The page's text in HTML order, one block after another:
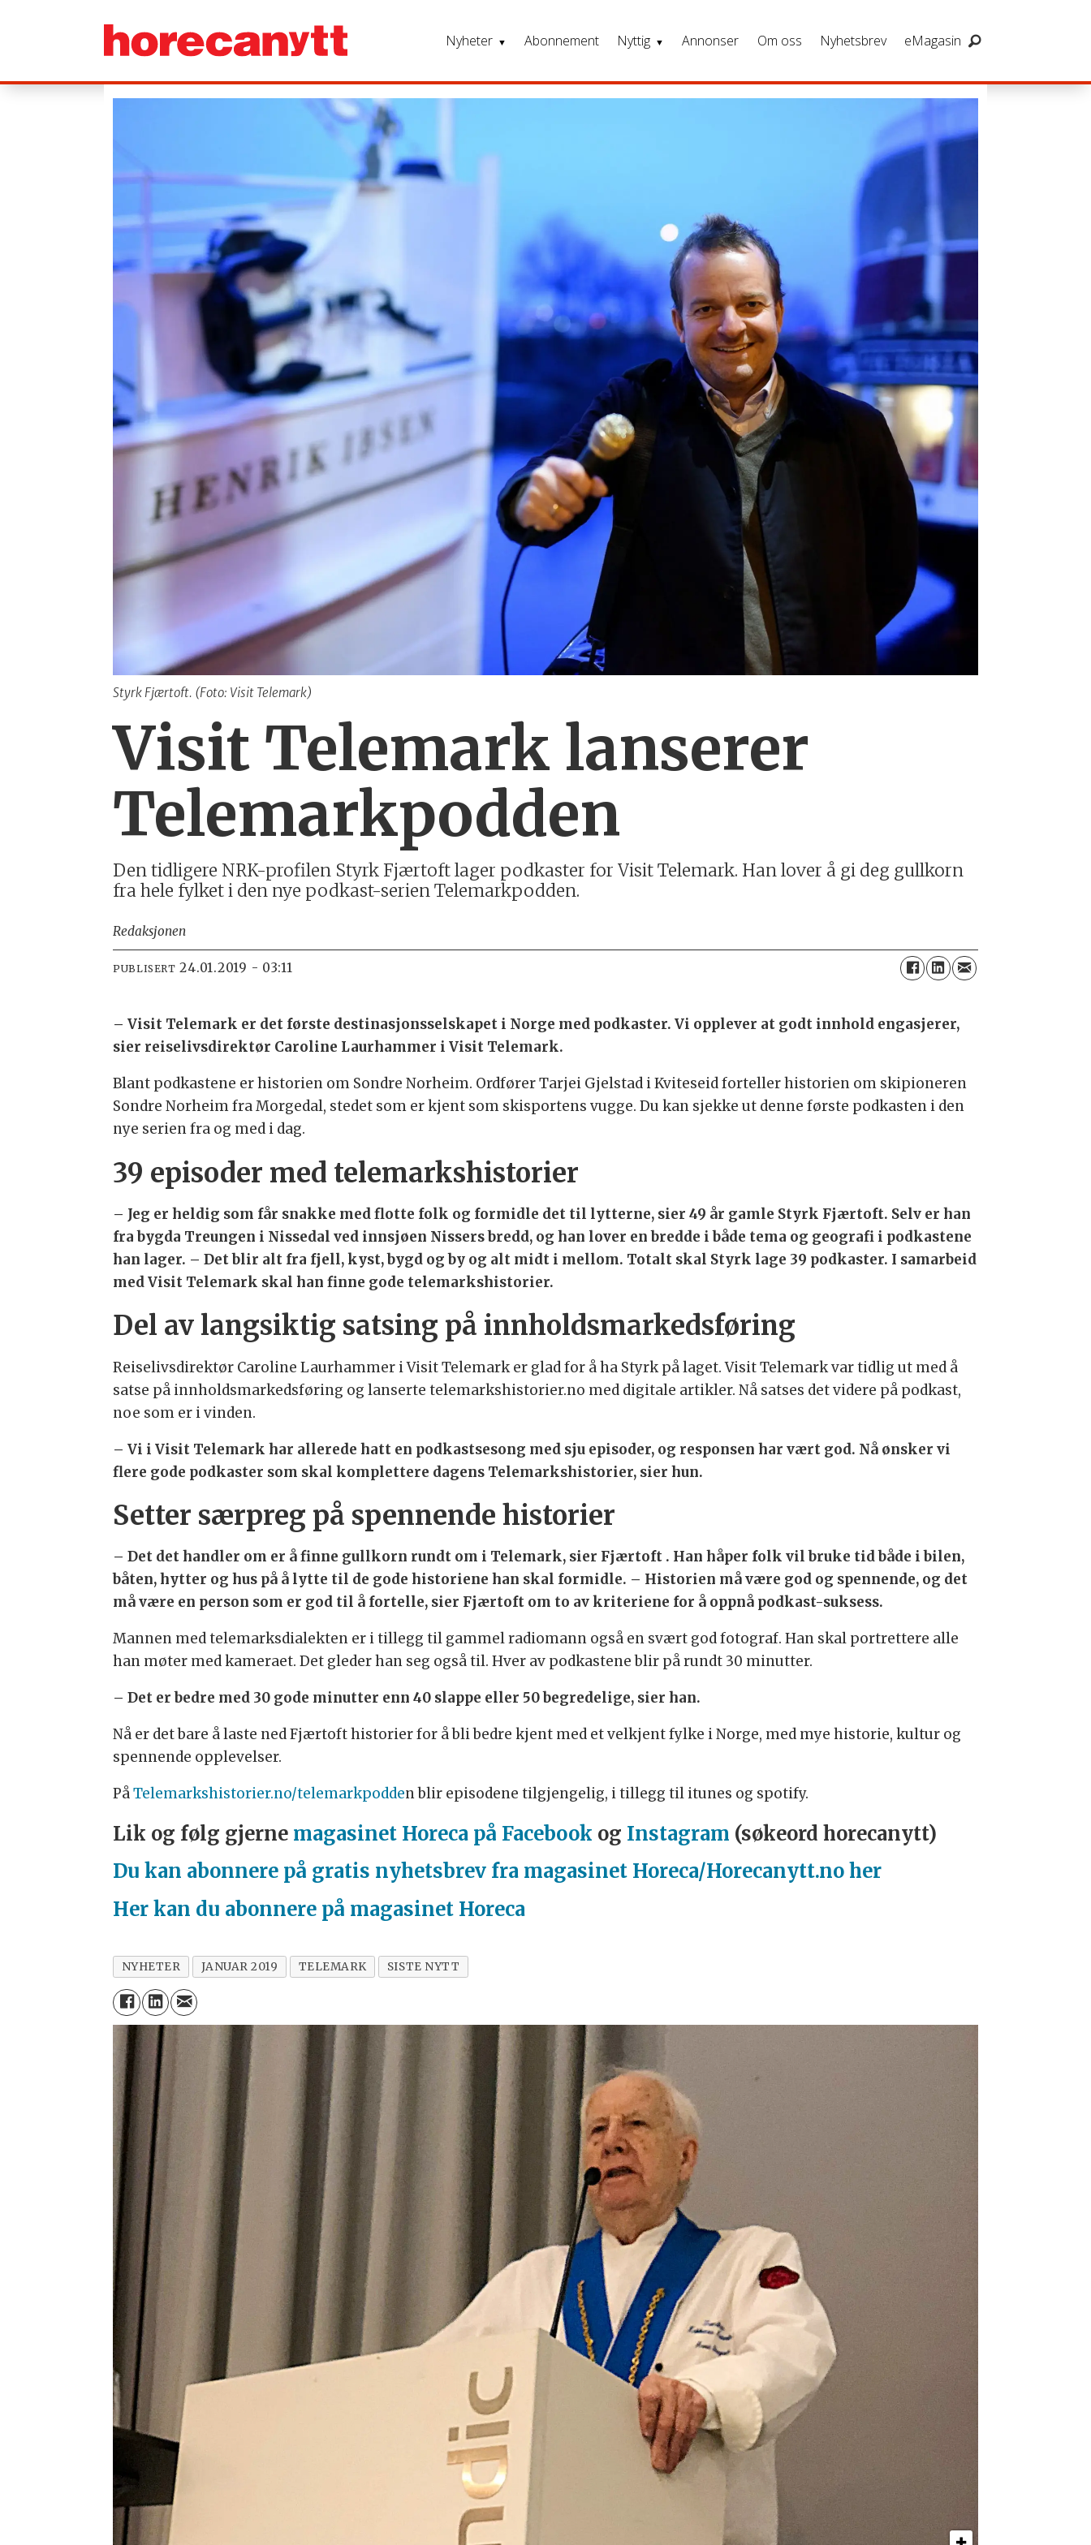
Nyheter Abonnement Nyttig Annonser Om oss Nyhetsbrev eMagasin
Styrk Fjærtoft. (Foto: Visit Telemark)
Visit Telemark lanserer
Telemarkpodden
Den tidligere NRK-profilen Styrk Fjærtoft lager podkaster for Visit Telemark. Han lover å gi deg gullkorn
fra hele fylket i den nye podkast-serien Telemarkpodden.
Redaksjonen
PUBLISERT 24.01.2019 - 03:11
– Visit Telemark er det første destinasjonsselskapet i Norge med podkaster. Vi opplever at godt innhold engasjerer,
sier reiselivsdirektør Caroline Laurhammer i Visit Telemark.
Blant podkastene er historien om Sondre Norheim. Ordfører Tarjei Gjelstad i Kviteseid forteller historien om skipioneren
Sondre Norheim fra Morgedal, stedet som er kjent som skisportens vugge. Du kan sjekke ut denne første podkasten i den
nye serien fra og med i dag.
39 episoder med telemarkshistorier
– Jeg er heldig som får snakke med flotte folk og formidle det til lytterne, sier 49 år gamle Styrk Fjærtoft. Selv er han
fra bygda Treungen i Nissedal ved innsjøen Nissers bredd, og han lover en bredde i både tema og geografi i podkastene
han lager. – Det blir alt fra fjell, kyst, bygd og by og alt midt i mellom. Totalt skal Styrk lage 39 podkaster. I samarbeid
med Visit Telemark skal han finne gode telemarkshistorier.
Del av langsiktig satsing på innholdsmarkedsføring
Reiselivsdirektør Caroline Laurhammer i Visit Telemark er glad for å ha Styrk på laget. Visit Telemark var tidlig ut med å
satse på innholdsmarkedsføring og lanserte telemarkshistorier.no med digitale artikler. Nå satses det videre på podkast,
noe som er i vinden.
– Vi i Visit Telemark har allerede hatt en podkastsesong med sju episoder, og responsen har vært god. Nå ønsker vi
flere gode podkaster som skal komplettere dagens Telemarkshistorier, sier hun.
Setter særpreg på spennende historier
– Det det handler om er å finne gullkorn rundt om i Telemark, sier Fjærtoft . Han håper folk vil bruke tid både i bilen,
båten, hytter og hus på å lytte til de gode historiene han skal formidle. – Historien må være god og spennende, og det
må være en person som er god til å fortelle, sier Fjærtoft om to av kriteriene for å oppnå podkast-suksess.
Mannen med telemarksdialekten er i tillegg til gammel radiomann også en svært god fotograf. Han skal portrettere alle
han møter med kameraet. Det gleder han seg også til. Hver av podkastene blir på rundt 30 minutter.
– Det er bedre med 30 gode minutter enn 40 slappe eller 50 begredelige, sier han.
Nå er det bare å laste ned Fjærtoft historier for å bli bedre kjent med et velkjent fylke i Norge, med mye historie, kultur og
spennende opplevelser.
PåTelemarkshistorier.no/telemarkpodden blir episodene tilgjengelig, i tillegg til itunes og spotify.
Lik og følg gjerne magasinet Horeca på Facebook og Instagram (søkeord horecanytt)
Du kan abonnere på gratis nyhetsbrev fra magasinet Horeca/Horecanytt.no her
Her kan du abonnere på magasinet Horeca
NYHETER JANUAR 2019 TELEMARK SISTE NYTT